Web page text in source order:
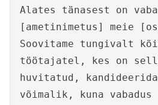
Alates tänasest on
[ametinimetus] meie
Soovitame tungivalt
töötajatel, kes on
huvitatud,
võimalik, kuna vabadus